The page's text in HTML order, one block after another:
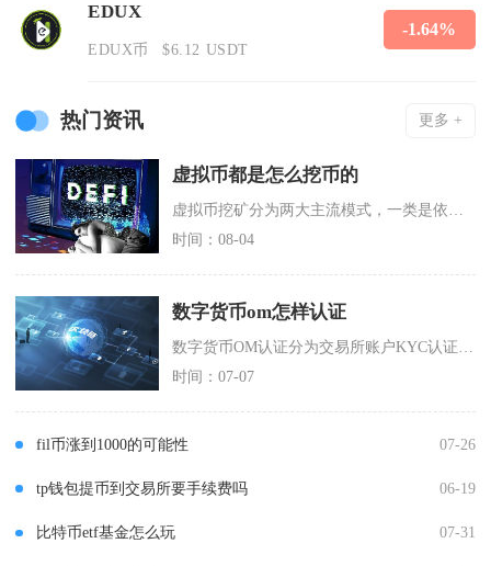
EDUX
EDUX币 $6.12 USDT
-1.64%
热门资讯 更多 +
虚拟币都是怎么挖币的
时间：08-04
数字货币om怎样认证
时间：07-07
fil币涨到1000的可能性 07-26
tp钱包提币到交易所要手续费吗 06-19
比特币etf基金怎么玩 07-31